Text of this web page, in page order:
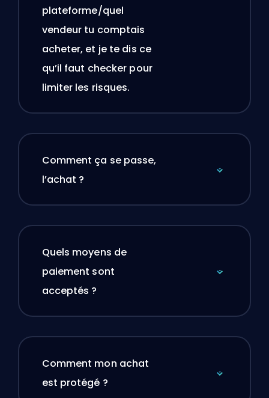
plateforme/quel
vendeur tu comptais
acheter, et je te dis ce
qu’il faut checker pour
limiter les risques.
Comment ça se passe,
l’achat ?
Quels moyens de
paiement sont
acceptés ?
Comment mon achat
est protégé ?